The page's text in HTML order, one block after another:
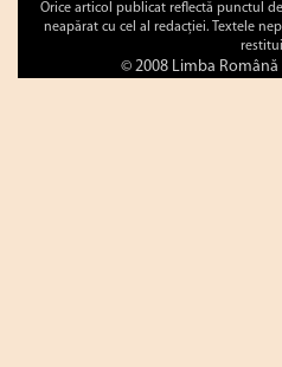
Orice articol publicat reflectă punctul
neapărat cu cel al redacţiei. Textele
© 2008 Limba Română